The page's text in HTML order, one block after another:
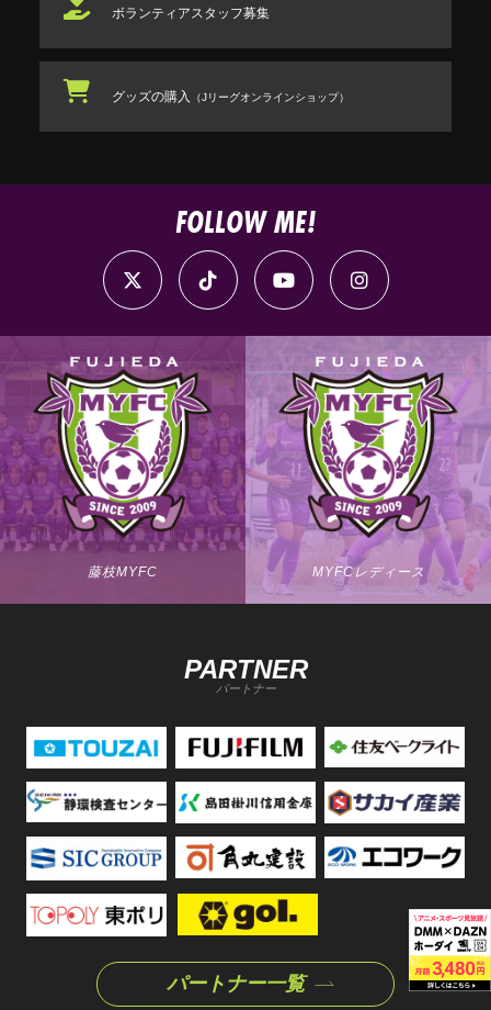
ボランティアスタッフ募集
グッズの購入 （Jリーグオンラインショップ）
FOLLOW ME!
藤枝MYFC MYFCレディース
PARTNER
パートナー
パートナー一覧